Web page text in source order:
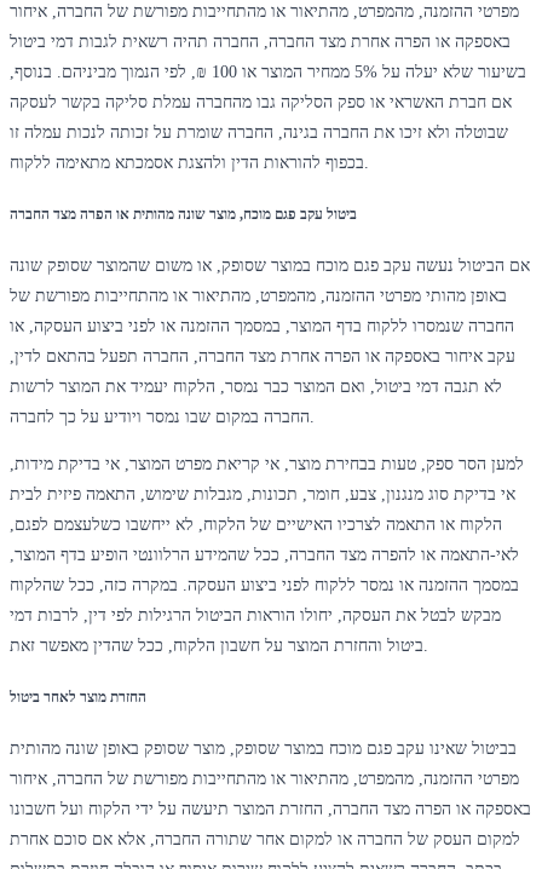
מפרטי ההזמנה, מהמפרט, מהתיאור או מהתחייבות מפורשת של החברה, איחור
באספקה או הפרה אחרת מצד החברה, החברה תהיה רשאית לגבות דמי ביטול
בשיעור שלא יעלה על 5% ממחיר המוצר או 100 ₪, לפי הנמוך מביניהם. בנוסף,
אם חברת האשראי או ספק הסליקה גבו מהחברה עמלת סליקה בקשר לעסקה
שבוטלה ולא זיכו את החברה בגינה, החברה שומרת על זכותה לנכות עמלה זו
ביטול עקב פגם מוכח, מוצר שונה מהותית או הפרה מצד החברה
אם הביטול נעשה עקב פגם מוכח במוצר שסופק, או משום שהמוצר שסופק שונה
באופן מהותי מפרטי ההזמנה, מהמפרט, מהתיאור או מהתחייבות מפורשת של
החברה שנמסרו ללקוח בדף המוצר, במסמך ההזמנה או לפני ביצוע העסקה, או
עקב איחור באספקה או הפרה אחרת מצד החברה, החברה תפעל בהתאם לדין,
לא תגבה דמי ביטול, ואם המוצר כבר נמסר, הלקוח יעמיד את המוצר לרשות
למען הסר ספק, טעות בבחירת מוצר, אי קריאת מפרט המוצר, אי בדיקת מידות,
אי בדיקת סוג מנגנון, צבע, חומר, תכונות, מגבלות שימוש, התאמה פיזית לבית
הלקוח או התאמה לצרכיו האישיים של הלקוח, לא ייחשבו כשלעצמם לפגם,
לאי-התאמה או להפרה מצד החברה, ככל שהמידע הרלוונטי הופיע בדף המוצר,
במסמך ההזמנה או נמסר ללקוח לפני ביצוע העסקה. במקרה כזה, ככל שהלקוח
מבקש לבטל את העסקה, יחולו הוראות הביטול הרגילות לפי דין, לרבות דמי
ביטול והחזרת המוצר על חשבון הלקוח, ככל שהדין מאפשר זאת.
החזרת מוצר לאחר ביטול
בביטול שאינו עקב פגם מוכח במוצר שסופק, מוצר שסופק באופן שונה מהותית
מפרטי ההזמנה, מהמפרט, מהתיאור או מהתחייבות מפורשת של החברה, איחור
באספקה או הפרה מצד החברה, החזרת המוצר תיעשה על ידי הלקוח ועל חשבונו
למקום העסק של החברה או למקום אחר שתורה החברה, אלא אם סוכם אחרת